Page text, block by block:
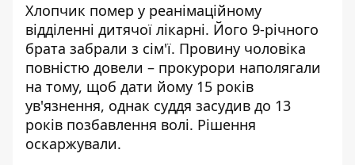
Хлопчик помер у реанімаційному
відділенні дитячої лікарні. Його 9-річного
брата забрали з сім'ї. Провину чоловіка
повністю довели – прокурори наполягали
на тому, щоб дати йому 15 років
ув'язнення, однак суддя засудив до 13
років позбавлення волі. Рішення
оскаржували.